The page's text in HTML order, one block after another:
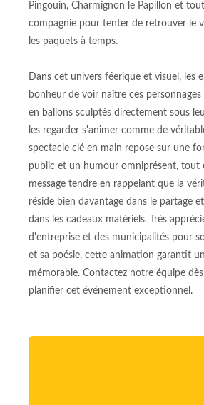
Pingouin, Charmignon le Papillon et
compagnie pour tenter de retrouver le
les paquets à temps.
Dans cet univers féerique et visuel, les
bonheur de voir naître ces
en ballons sculptés directement sous
les regarder s'animer comme de
spectacle clé en main repose sur une
public et un humour omniprésent, tout
message tendre en rappelant que la
réside bien davantage dans le partage
dans les cadeaux matériels. Très
d'entreprise et des municipalités pour
et sa poésie, cette animation garantit
mémorable. Contactez notre équipe
planifier cet événement exceptionnel.